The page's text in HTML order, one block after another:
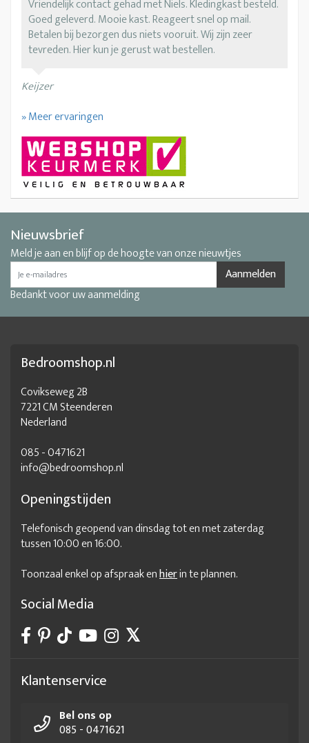
Vriendelijk contact gehad met Niels. Kledingkast besteld.
Goed geleverd. Mooie kast. Reageert snel op mail.
Betalen bij bezorgen dus niets vooruit. Wij zijn zeer
tevreden. Hier kun je gerust wat bestellen.
Keijzer
» Meer ervaringen
Nieuwsbrief
Meld je aan en blijf op de hoogte van onze nieuwtjes
Aanmelden
Bedankt voor uw aanmelding
Bedroomshop.nl
Covikseweg 2B
7221 CM Steenderen
Nederland
085 - 0471621
info@bedroomshop.nl
Openingstijden
Telefonisch geopend van dinsdag tot en met zaterdag
tussen 10:00 en 16:00.
Toonzaal enkel op afspraak enhierin te plannen.
Social Media
Klantenservice
Bel ons op
085 - 0471621